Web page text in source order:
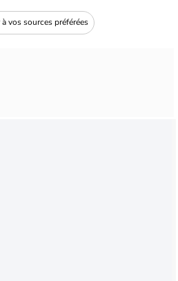
vos sources préférées